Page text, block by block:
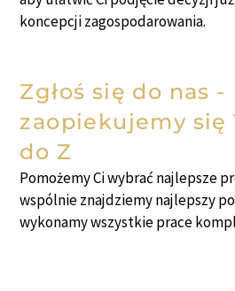
koncepcji zagospodarowania.
Zgłoś się do nas -
zaopiekujemy się
do Z
Pomożemy Ci wybrać najlepsze
wspólnie znajdziemy najlepszy
wykonamy wszystkie prace